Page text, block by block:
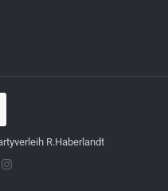
R.Haberlandt